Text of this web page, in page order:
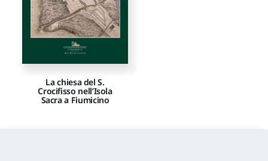
Gangemi Editore
Newsletter
La chiesa del S.
Crocifisso nell’Isola
Sacra a Fiumicino